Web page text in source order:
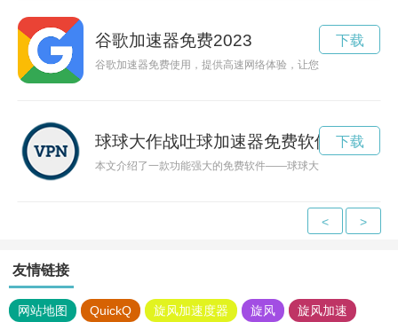
谷歌加速器免费2023
谷歌加速器免费使用，提供高速网络体验，让您畅享无阻塞的上
下载
球球大作战吐球加速器免费软件ios
本文介绍了一款功能强大的免费软件——球球大作战吐球加速器
下载
< >
友情链接
网站地图 QuickQ 旋风加速度器 旋风 旋风加速